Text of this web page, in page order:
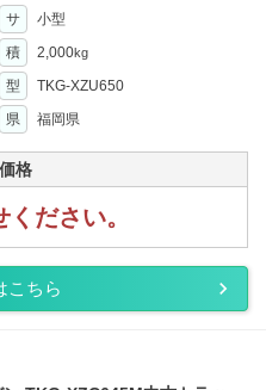
サ
小型
積 2,000kg
型
TKG-XZU650
県 福岡県
格
ださい。
こちら